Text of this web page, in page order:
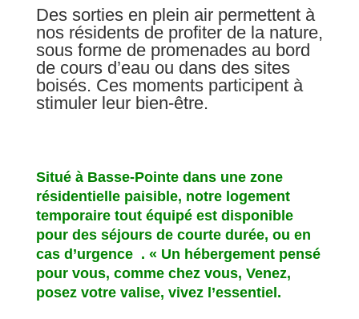
Des sorties en plein air permettent à
nos résidents de profiter de la nature,
sous forme de promenades au bord
de cours d’eau ou dans des sites
boisés. Ces moments participent à
stimuler leur bien-être.
Situé à Basse-Pointe dans une zone
résidentielle paisible, notre logement
temporaire tout équipé est disponible
pour des séjours de courte durée, ou en
cas d’urgence . « Un hébergement pensé
pour vous, comme chez vous, Venez,
posez votre valise, vivez l’essentiel.